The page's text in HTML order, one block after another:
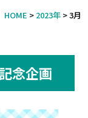
HOME > 2023年>3月
念企画